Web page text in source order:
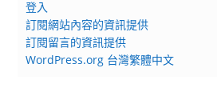
登入
訂閱網站內容的資訊提供
訂閱留言的資訊提供
WordPress.org 台灣繁體中文